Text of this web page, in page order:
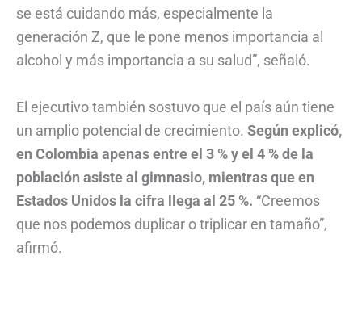
se está cuidando más, especialmente la
generación Z, que le pone menos importancia al
alcohol y más importancia a su salud”, señaló.
El ejecutivo también sostuvo que el país aún tiene
un amplio potencial de crecimiento. Según explicó,
en Colombia apenas entre el 3 % y el 4 % de la
población asiste al gimnasio, mientras que en
Estados Unidos la cifra llega al 25 %. “Creemos
que nos podemos duplicar o triplicar en tamaño”,
afirmó.